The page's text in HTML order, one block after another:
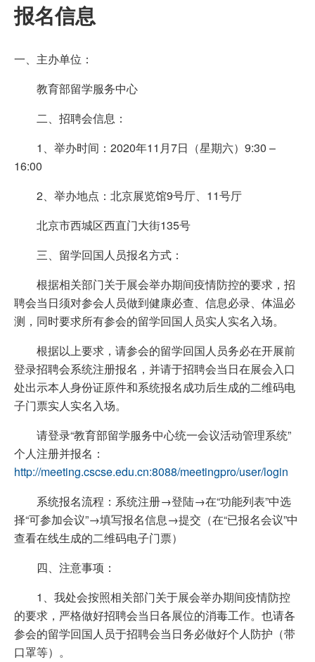
报名信息
一、主办单位：
教育部留学服务中心
二、招聘会信息：
1、举办时间：2020年11月7日（星期六）9:30 –
16:00
2、举办地点：北京展览馆9号厅、11号厅
北京市西城区西直门大街135号
三、留学回国人员报名方式：
根据相关部门关于展会举办期间疫情防控的要求，招
聘会当日须对参会人员做到健康必查、信息必录、体温必
测，同时要求所有参会的留学回国人员实人实名入场。
根据以上要求，请参会的留学回国人员务必在开展前
登录招聘会系统注册报名，并请于招聘会当日在展会入口
处出示本人身份证原件和系统报名成功后生成的二维码电
子门票实人实名入场。
请登录“教育部留学服务中心统一会议活动管理系统”
个人注册并报名：
http://meeting.cscse.edu.cn:8088/meetingpro/user/login
系统报名流程：系统注册→登陆→在“功能列表”中选
择“可参加会议”→填写报名信息→提交（在“已报名会议”中
查看在线生成的二维码电子门票）
四、注意事项：
1、我处会按照相关部门关于展会举办期间疫情防控
的要求，严格做好招聘会当日各展位的消毒工作。也请各
参会的留学回国人员于招聘会当日务必做好个人防护（带
口罩等）。